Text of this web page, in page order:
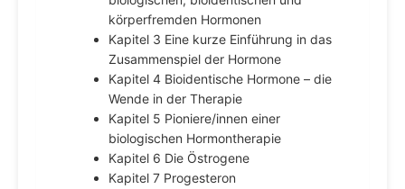
körperfremden Hormonen
Kapitel 3 Eine kurze Einführung in das
Zusammenspiel der Hormone
Kapitel 4 Bioidentische Hormone – die
Wende in der Therapie
Kapitel 5 Pioniere/innen einer
biologischen Hormontherapie
Kapitel 6 Die Östrogene
Kapitel 7 Progesteron